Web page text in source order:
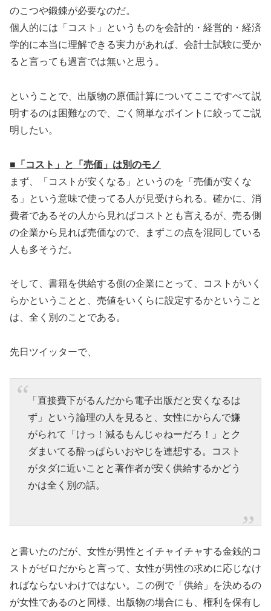
のこつや鍛錬が必要なのだ。
個人的には「コスト」というものを会計的・経営的・経済
学的に本当に理解できる実力があれば、会計士試験に受か
ると言っても過言では無いと思う。
ということで、出版物の原価計算についてここですべて説
明するのは困難なので、ごく簡単なポイントに絞ってご説
明したい。
■「コスト」と「売価」は別のモノ
まず、「コストが安くなる」というのを「売価が安くな
る」という意味で使ってる人が見受けられる。確かに、消
費者であるその人から見ればコストとも言えるが、売る側
の企業から見れば売価なので、まずこの点を混同している
人も多そうだ。
そして、書籍を供給する側の企業にとって、コストがいく
らかということと、売値をいくらに設定するかということ
は、全く別のことである。
先日ツイッターで、
「直接費下がるんだから電子出版だと安くなるは
ず」という論理の人を見ると、女性にからんで嫌
がられて「けっ！減るもんじゃねーだろ！」とク
ダまいてる酔っぱらいおやじを連想する。コスト
がタダに近いことと著作者が安く供給するかどう
かは全く別の話。
と書いたのだが、女性が男性とイチャイチャする金銭的コ
ストがゼロだからと言って、女性が男性の求めに応じなけ
ればならないわけではない。この例で「供給」を決めるの
が女性であるのと同様、出版物の場合にも、権利を保有し